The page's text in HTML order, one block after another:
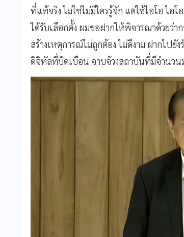
ที่แท้จริง ไม่ใช่ไม่มีใครรู้จัก แต่ใช้ไอโอ ไ
ได้รับเลือกตั้ง ผมขอฝากให้พิจารณาด้วยว่า
สร้างเหตุการณ์ไม่ถูกต้อง ไม่ดีงาม ฝากไปยั
ดิจิทัลที่บิดเบือน จาบจ้วงสถาบันที่มีจำนวน